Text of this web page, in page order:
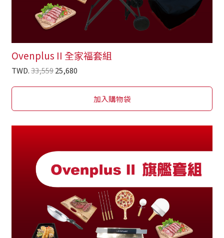
Ovenplus II 全家福套組
TWD.33,55925,680
加入購物袋